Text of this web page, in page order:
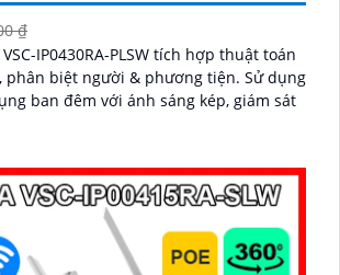
₫
IP0430RA-PLSW tích hợp thuật toán
biệt người & phương tiện. Sử dụng
ban đêm với ánh sáng kép, giám sát